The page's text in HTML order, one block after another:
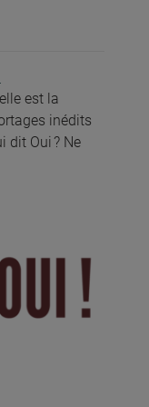
est la
inédits
dit Oui ? Ne